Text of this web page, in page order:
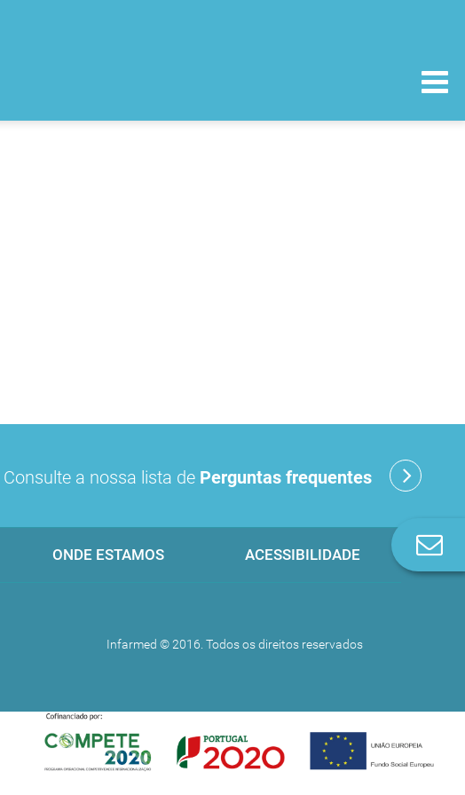
Consulte a nossa lista de Perguntas frequentes
ONDE ESTAMOS ACESSIBILIDADE
Infarmed © 2016. Todos os direitos reservados